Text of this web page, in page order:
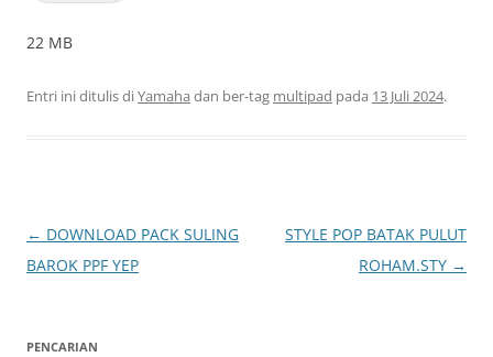
22 MB
Entri ini ditulis diYamaha dan ber-tag multipad pada 13 Juli 2024.
Navigasi
Tulisan
← DOWNLOAD PACK SULING
BAROK PPF YEP
STYLE POP BATAK PULUT
ROHAM.STY →
PENCARIAN